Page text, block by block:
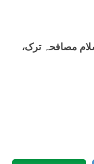
مصافحہ ترک،